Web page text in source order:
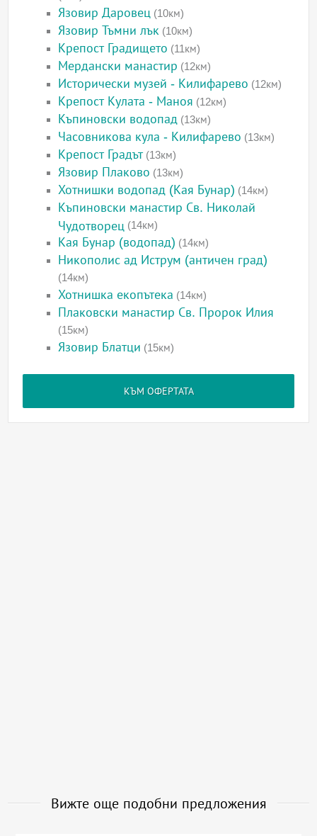
Язовир Даровец (10км)
Язовир Тъмни лък (10км)
Крепост Градището (11км)
Мердански манастир (12км)
Исторически музей - Килифарево (12км)
Крепост Кулата - Маноя (12км)
Къпиновски водопад (13км)
Часовникова кула - Килифарево (13км)
Крепост Градът(13км)
Язовир Плаково (13км)
Хотнишки водопад (Кая Бунар) (14км)
Къпиновски манастир Св. Николай
Чудотворец (14км)
Кая Бунар (водопад) (14км)
Никополис ад Иструм (античен град)
(14км)
Хотнишка екопътека (14км)
Плаковски манастир Св. Пророк Илия
(15км)
Язовир Блатци (15км)
КЪМ ОФЕРТАТА
Вижте още подобни предложения